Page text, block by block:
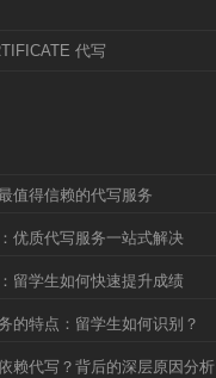
代写
值得信赖的代写服务
优质代写服务一站式解决
留学生如何快速提升成绩
的特点：留学生如何识别？
赖代写？背后的深层原因分析